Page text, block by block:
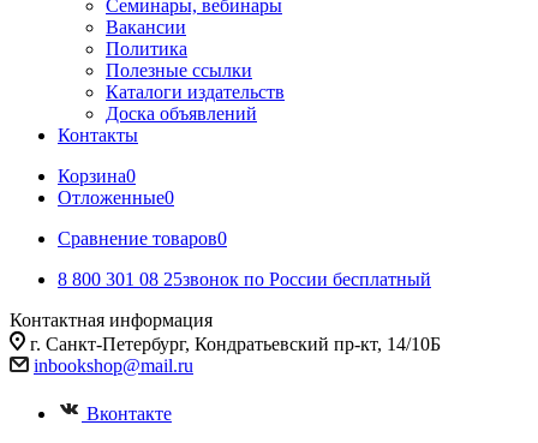
Семинары, вебинары
Вакансии
Политика
Полезные ссылки
Каталоги издательств
Доска объявлений
Контакты
Корзина0
Отложенные0
Сравнение товаров0
8 800 301 08 25звонок по России бесплатный
Контактная информация
г. Санкт-Петербург, Кондратьевский пр-кт, 14/10Б
inbookshop@mail.ru
Вконтакте